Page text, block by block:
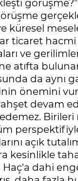
küresel
ticaret
ve
atıfta
da
önemini
devam
açık
kesinlikle
Haç'a dahi